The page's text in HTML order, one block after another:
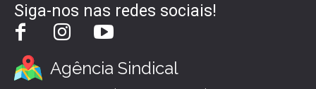
Siga-nos nas redes sociais!
Agência Sindical